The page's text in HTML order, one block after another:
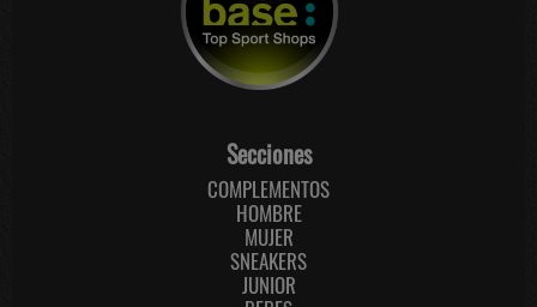
Secciones
COMPLEMENTOS
HOMBRE
MUJER
SNEAKERS
JUNIOR